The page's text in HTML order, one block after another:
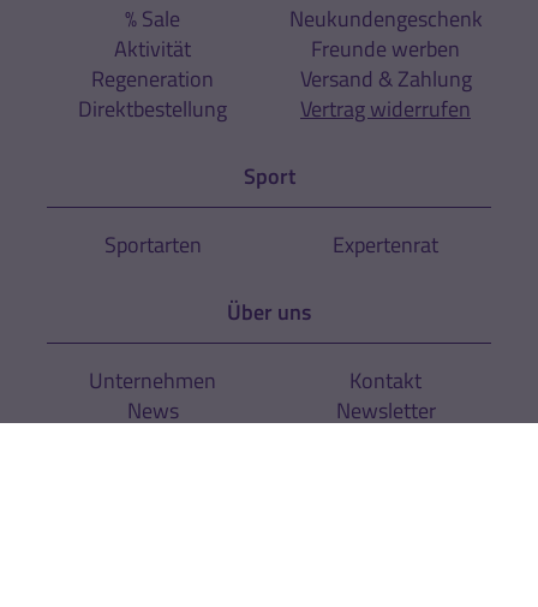
% Sale
Aktivität
Regeneration
Direktbestellung
Neukundengeschenk
Freunde werben
Versand & Zahlung
Vertrag widerrufen
Sport
Sportarten Expertenrat
Über uns
Unternehmen
News
Kontakt
Newsletter